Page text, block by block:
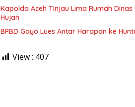
Kapolda Aceh Tinjau Lima Rumah
Hujan
BPBD Gayo Lues Antar Harapan ke
View : 407